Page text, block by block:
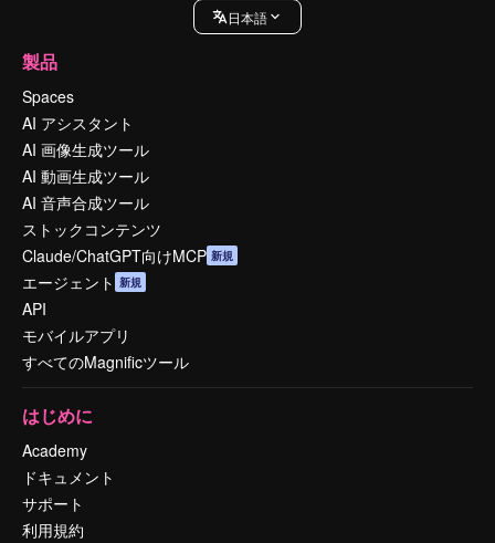
日本語
製品
Spaces
AI アシスタント
AI 画像生成ツール
AI 動画生成ツール
AI 音声合成ツール
ストックコンテンツ
Claude/ChatGPT向けMCP 新規
エージェント 新規
API
モバイルアプリ
すべてのMagnificツール
はじめに
Academy
ドキュメント
サポート
利用規約